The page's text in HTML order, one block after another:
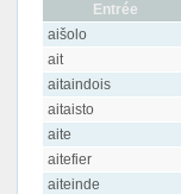
Entrée
aišolo
ait
aitaindois
aitaisto
aite
aitefier
aiteinde